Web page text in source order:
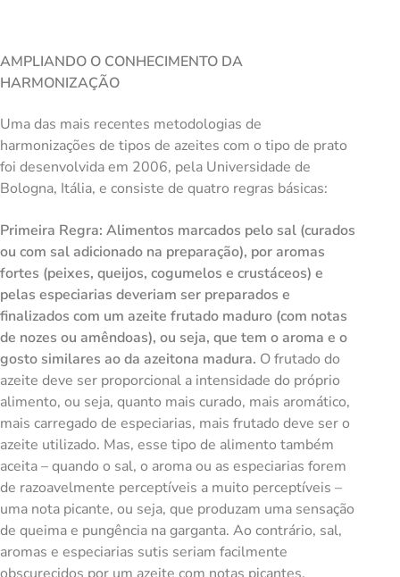
AMPLIANDO O CONHECIMENTO DA
HARMONIZAÇÃO
Uma das mais recentes metodologias de
harmonizações de tipos de azeites com o tipo de prato
foi desenvolvida em 2006, pela Universidade de
Bologna, Itália, e consiste de quatro regras básicas:
Primeira Regra: Alimentos marcados pelo sal (curados
ou com sal adicionado na preparação), por aromas
fortes (peixes, queijos, cogumelos e crustáceos) e
pelas especiarias deveriam ser preparados e
finalizados com um azeite frutado maduro (com notas
de nozes ou amêndoas), ou seja, que tem o aroma e o
gosto similares ao da azeitona madura. O frutado do
azeite deve ser proporcional a intensidade do próprio
alimento, ou seja, quanto mais curado, mais aromático,
mais carregado de especiarias, mais frutado deve ser o
azeite utilizado. Mas, esse tipo de alimento também
aceita – quando o sal, o aroma ou as especiarias forem
de razoavelmente perceptíveis a muito perceptíveis –
uma nota picante, ou seja, que produzam uma sensação
de queima e pungência na garganta. Ao contrário, sal,
aromas e especiarias sutis seriam facilmente